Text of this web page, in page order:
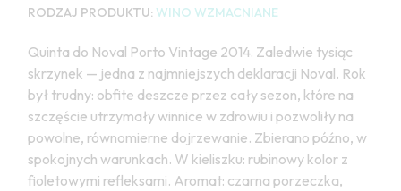
RODZAJ PRODUKTU: WINO WZMACNIANE
Quinta do Noval Porto Vintage 2014. Zaledwie tysiąc
skrzynek — jedna z najmniejszych deklaracji Noval. Rok
był trudny: obfite deszcze przez cały sezon, które na
szczęście utrzymały winnice w zdrowiu i pozwoliły na
powolne, równomierne dojrzewanie. Zbierano późno, w
spokojnych warunkach. W kieliszku: rubinowy kolor z
fioletowymi refleksami. Aromat: czarna porzeczka,